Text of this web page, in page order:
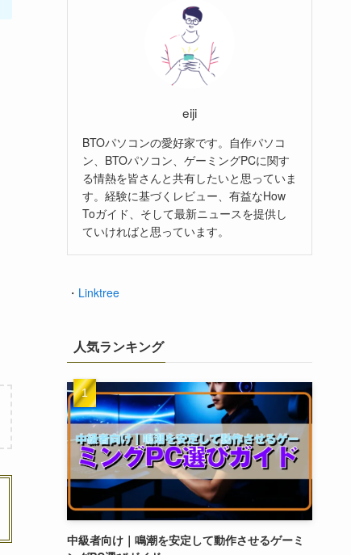
eiji
BTOパソコンの愛好家です。自作パソコ
ン、BTOパソコン、ゲーミングPCに関す
る情熱を皆さんと共有したいと思っていま
す。経験に基づくレビュー、有益なHow
Toガイド、そして最新ニュースを提供し
ていければと思っています。
・ Linktree
人気ランキング
中級者向け｜鳴潮を安定して動作させるゲーミ